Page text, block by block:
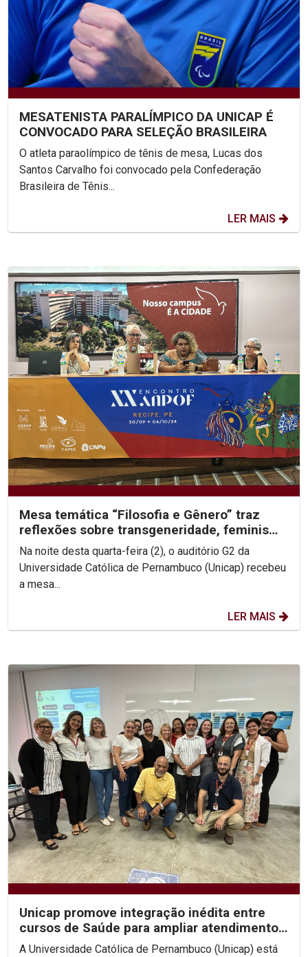
MESATENISTA PARALÍMPICO DA UNICAP É
CONVOCADO PARA SELEÇÃO BRASILEIRA
O atleta paraolímpico de tênis de mesa, Lucas dos
Santos Carvalho foi convocado pela Confederação
Brasileira de Tênis...
LER MAIS
Mesa temática “Filosofia e Gênero” traz
reflexões sobre transgeneridade, feminismo
e colonialidade
Na noite desta quarta-feira (2), o auditório G2 da
Universidade Católica de Pernambuco (Unicap) recebeu
a mesa...
LER MAIS
Unicap promove integração inédita entre
cursos de Saúde para ampliar atendimentos
e fortalecer a...
A Universidade Católica de Pernambuco (Unicap) está